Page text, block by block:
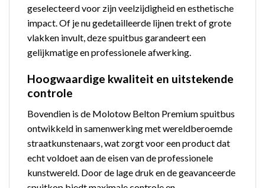
geselecteerd voor zijn veelzijdigheid en esthetische
impact. Of je nu gedetailleerde lijnen trekt of grote
vlakken invult, deze spuitbus garandeert een
gelijkmatige en professionele afwerking.
Hoogwaardige kwaliteit en uitstekende
controle
Bovendien is de Molotow Belton Premium spuitbus
ontwikkeld in samenwerking met wereldberoemde
straatkunstenaars, wat zorgt voor een product dat
echt voldoet aan de eisen van de professionele
kunstwereld. Door de lage druk en de geavanceerde